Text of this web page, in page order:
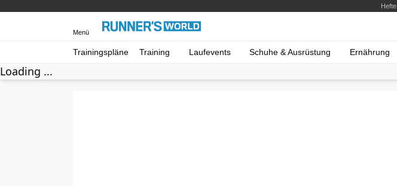
Hefte
Menü
Trainingspläne Training Laufevents Schuhe & Ausrüstung Ernährung
Loading ...